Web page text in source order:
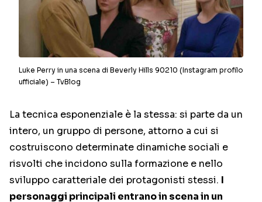
Luke Perry in una scena di Beverly Hills 90210 (Instagram profilo
ufficiale) – TvBlog
La tecnica esponenziale è la stessa: si parte da un
intero, un gruppo di persone, attorno a cui si
costruiscono determinate dinamiche sociali e
risvolti che incidono sulla formazione e nello
sviluppo caratteriale dei protagonisti stessi. I
personaggi principali entrano in scena in un